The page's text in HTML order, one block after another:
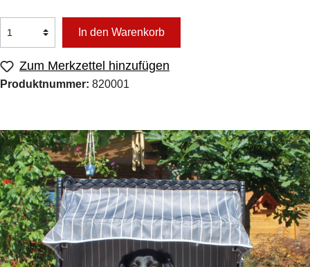
In den Warenkorb
Zum Merkzettel hinzufügen
Produktnummer: 820001